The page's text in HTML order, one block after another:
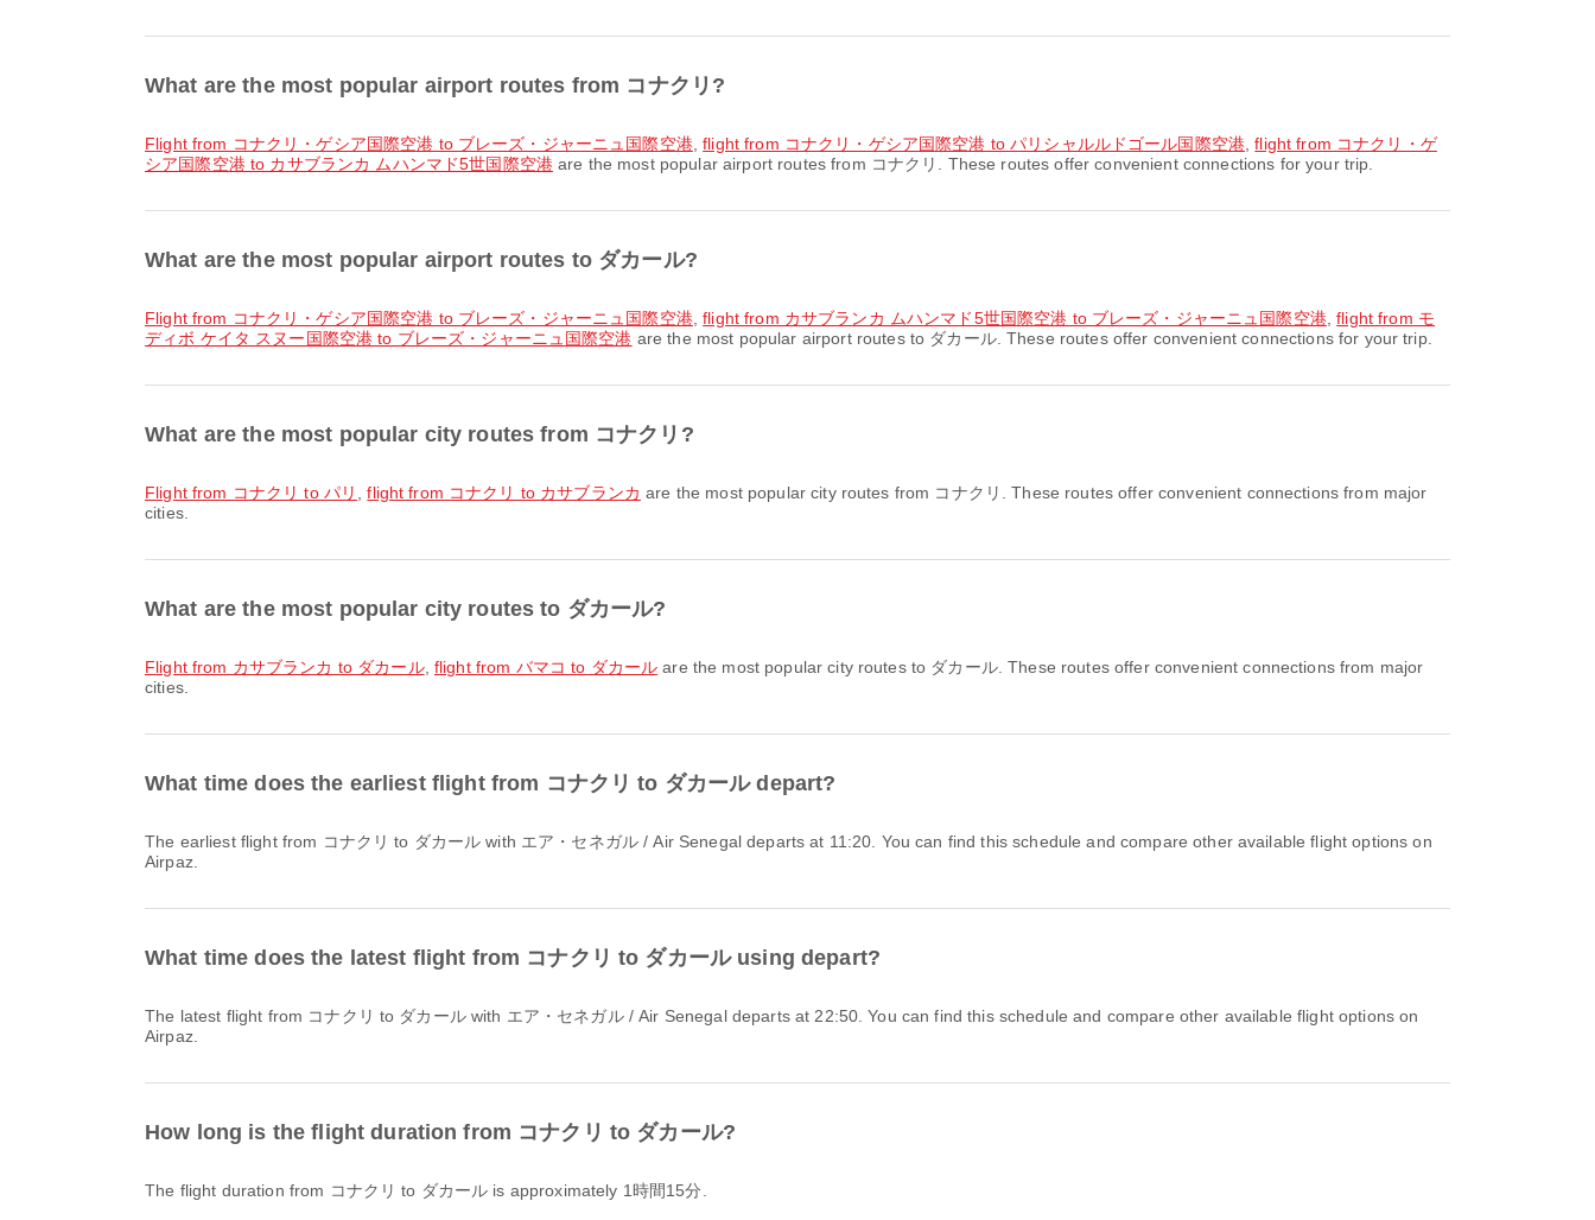
What are the most popular airport routes from コナクリ?
flight from コナクリ・ゲシア国際空港 to ブレーズ・ジャーニュ国際空港,flight from コナクリ・ゲシア国際空港 to パリシャルルドゴール国際空港 ,flight from コナクリ・ゲ
シア国際空港 to カサブランカ ムハンマド5世国際空港are the most popular airport routes from コナクリ. These routes offer convenient connections for your trip.
What are the most popular airport routes to ダカール?
flight from コナクリ・ゲシア国際空港 to ブレーズ・ジャーニュ国際空港,flight from カサブランカ ムハンマド5世国際空港 to ブレーズ・ジャーニュ国際空港,flight from モ
ディボ ケイタ スヌー国際空港 to ブレーズ・ジャーニュ国際空港 are the most popular airport routes to ダカール. These routes offer convenient connections for your trip.
What are the most popular city routes from コナクリ?
flight from コナクリ to パリ ,flight from コナクリ to カサブランカ are the most popular city routes from コナクリ. These routes offer convenient connections from major
cities.
What are the most popular city routes to ダカール?
flight from カサブランカ to ダカール, flight from バマコ to ダカール are the most popular city routes to ダカール. These routes offer convenient connections from major
cities.
What time does the earliest flight from コナクリ to ダカール depart?
The earliest flight from コナクリ to ダカール with エア・セネガル / Air Senegal departs at 11:20. You can find this schedule and compare other available flight options on
Airpaz.
What time does the latest flight from コナクリ to ダカール using depart?
The latest flight from コナクリ to ダカール with エア・セネガル / Air Senegal departs at 22:50. You can find this schedule and compare other available flight options on
Airpaz.
How long is the flight duration from コナクリ to ダカール?
The flight duration from コナクリ to ダカール is approximately 1時間15分.